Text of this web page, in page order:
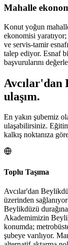
Mahalle
Konut yoğun
ekonomisi
ve servis-tamir
talep ediyor. Esnaf
başvurularını
Avcılar'dan
ulaşım.
En yakın şubemiz
ulaşabilirsiniz.
kalkış noktanıza
Toplu Taşıma
Avcılar'dan
üzerinden
Beylikdüzü
Akademimizin
konumda;
şubeye varılıyor.